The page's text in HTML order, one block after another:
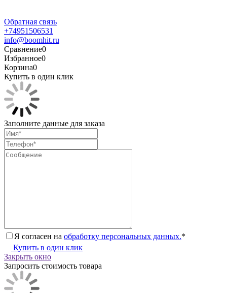
Обратная связь
+74951506531
info@boomhit.ru
Сравнение0
Избранное0
Корзина0
Купить в один клик
Заполните данные для заказа
Я согласен на обработку персональных данных.*
Купить в один клик
Закрыть окно
Запросить стоимость товара